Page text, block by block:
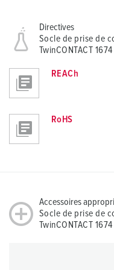
Directives
Socle de prise de
TwinCONTACT 1674
REACh
RoHS
Accessoires
Socle de prise de
TwinCONTACT 1674